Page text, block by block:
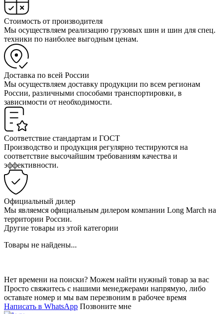
Стоимость от производителя
Мы осуществляем реализацию грузовых шин и шин для спец.
техники по наиболее выгодным ценам.
Доставка по всей России
Мы осуществляем доставку продукции по всем регионам
России, различными способами транспортировки, в
зависимости от необходимости.
Соответствие стандартам и ГОСТ
Производство и продукция регулярно тестируются на
соответствие высочайшим требованиям качества и
эффективности.
Официальный дилер
Мы являемся официальным дилером компании Long March на
территории России.
Другие товары из этой категории
Товары не найдены...
Нет времени на поиски? Можем найти нужный товар за вас
Просто свяжитесь с нашими менеджерами напрямую, либо
оставьте номер и мы вам перезвоним в рабочее время
Написать в WhatsApp Позвоните мне